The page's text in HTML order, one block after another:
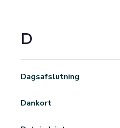
D
Dagsafslutning
Dankort